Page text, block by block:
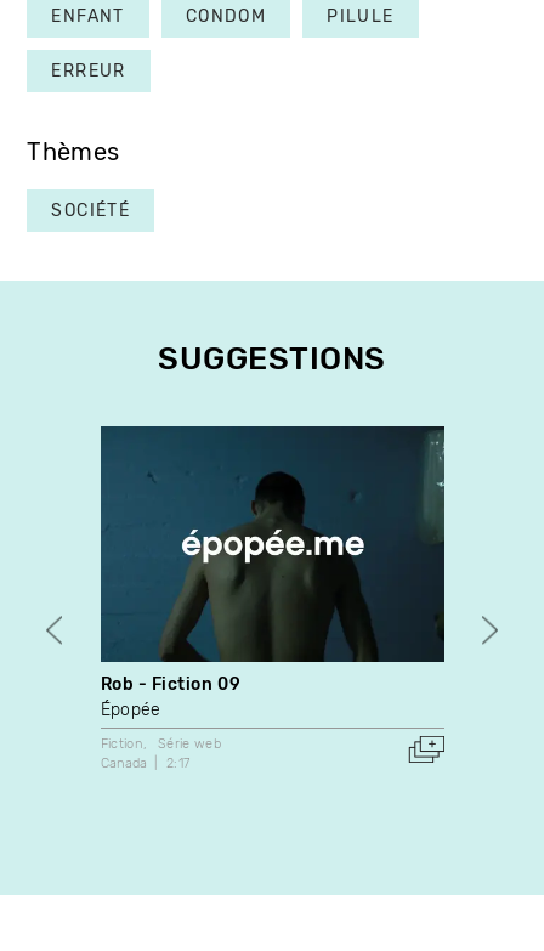
ENFANT CONDOM PILULE
ERREUR
Thèmes
SOCIÉTÉ
SUGGESTIONS
Rob - Fiction 09
Épopée
Fiction
Série web
Canada
2:17